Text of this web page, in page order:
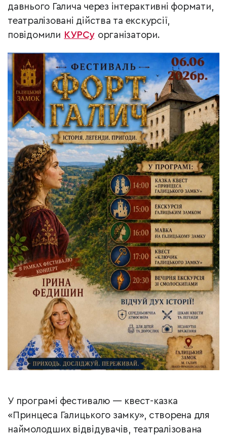
давнього Галича через інтерактивні формати,
театралізовані дійства та екскурсії,
повідомили КУРСу організатори.
У програмі фестивалю — квест-казка
«Принцеса Галицького замку», створена для
наймолодших відвідувачів, театралізована